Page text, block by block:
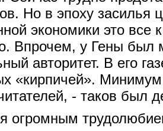
Но в эпоху засилья
экономики это все
Впрочем, у Гены
авторитет. В его
«кирпичей».
- таков был
огромным